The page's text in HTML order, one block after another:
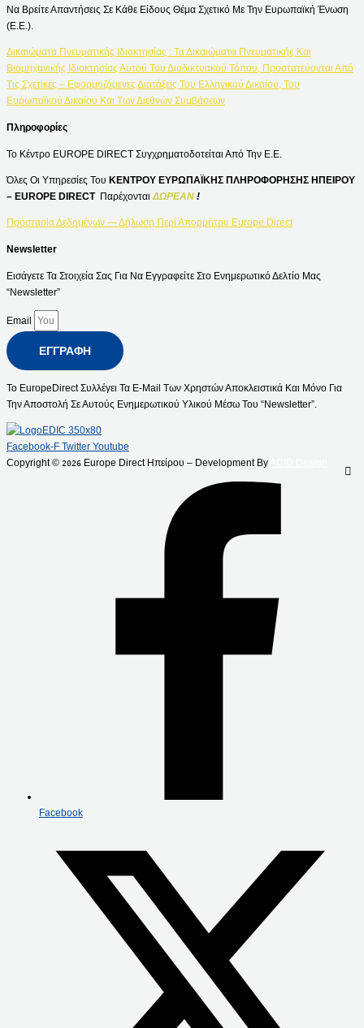
Να Βρείτε Απαντήσεις Σε Κάθε Είδους Θέμα Σχετικό Με Την Ευρωπαϊκή Ένωση
(Ε.Ε.).
Δικαιώματα Πνευματικής Ιδιοκτησίας : Τα Δικαιώματα Πνευματικής Και
Βιομηχανικής Ιδιοκτησίας Αυτού Του Διαδικτυακού Τόπου, Προστατεύονται Από
Τις Σχετικές – Εφαρμοζόμενες Διατάξεις Του Ελληνικού Δικαίου, Του
Ευρωπαϊκού Δικαίου Και Των Διεθνών Συμβάσεων
Πληροφορίες
Το Κέντρο EUROPE DIRECT Συγχρηματοδοτείται Από Την Ε.Ε.
Όλες Οι Υπηρεσίες Του ΚΕΝΤΡΟΥ ΕΥΡΩΠΑΪΚΗΣ ΠΛΗΡΟΦΟΡΗΣΗΣ ΗΠΕΙΡΟΥ
– EUROPE DIRECT Παρέχονται ΔΩΡΕΑΝ !
Προστασία Δεδομένων — Δήλωση Περί Απορρήτου Europe Direct
Newsletter
Εισάγετε Τα Στοιχεία Σας Για Να Εγγραφείτε Στο Ενημερωτικό Δελτίο Μας
“Newsletter”
Email
ΕΓΓΡΑΦΉ
Το EuropeDirect Συλλέγει Τα E-Mail Των Χρηστών Αποκλειστικά Και Μόνο Για
Την Αποστολή Σε Αυτούς Ενημερωτικού Υλικού Μέσω Του “Newsletter”.
Facebook-F Twitter Youtube
Copyright © 2026 Europe Direct Ηπείρου – Development By
Facebook